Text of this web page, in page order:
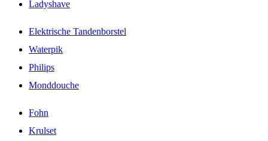
Ladyshave
Elektrische Tandenborstel
Waterpik
Philips
Monddouche
Fohn
Krulset